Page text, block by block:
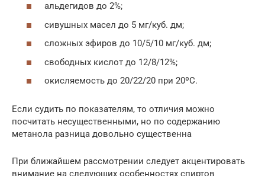
альдегидов до 2%;
сивушных масел до 5 мг/куб. дм;
сложных эфиров до 10/5/10 мг/куб. дм;
свободных кислот до 12/8/12%;
окисляемость до 20/22/20 при 20ºС.
Если судить по показателям, то отличия можно
посчитать несущественными, но по содержанию
метанола разница довольно существенна
При ближайшем рассмотрении следует акцентировать
внимание на следующих особенностях спиртов